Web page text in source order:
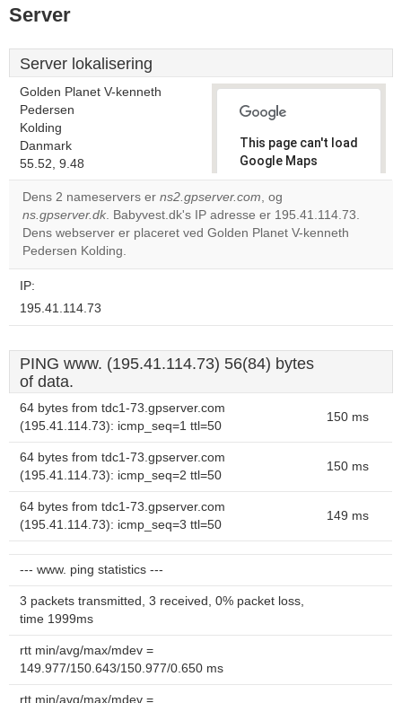
Server
Server lokalisering
Golden Planet V-kenneth
Pedersen
Kolding
Danmark
55.52, 9.48
This page can't load
Google Maps
correctly.
Do you
own this
OK
Dens 2 nameservers er ns2.gpserver.com, og
ns.gpserver.dk. Babyvest.dk's IP adresse er 195.41.114.73.
Dens webserver er placeret ved Golden Planet V-kenneth
Pedersen Kolding.
IP:
195.41.114.73
PING www. (195.41.114.73) 56(84) bytes
of data.
64 bytes from tdc1-73.gpserver.com
(195.41.114.73): icmp_seq=1 ttl=50
150 ms
64 bytes from tdc1-73.gpserver.com
(195.41.114.73): icmp_seq=2 ttl=50
150 ms
64 bytes from tdc1-73.gpserver.com
(195.41.114.73): icmp_seq=3 ttl=50
149 ms
--- www. ping statistics ---
3 packets transmitted, 3 received, 0% packet loss,
time 1999ms
rtt min/avg/max/mdev =
149.977/150.643/150.977/0.650 ms
rtt min/avg/max/mdev =